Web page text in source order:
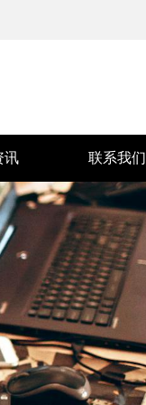
讯 联系我们